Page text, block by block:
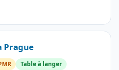
Prague
Table à langer